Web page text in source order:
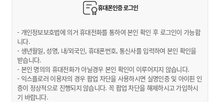
휴대폰인증로그인
- 개인정보보호법에 의거 휴대전화를 통하여 본인 확인 후 로그인이 가능합
니다.
- 생년월일, 성명, 내/외국인, 휴대폰번호, 통신사를 입력하여 본인 확인을
받습니다.
- 본인 명의의 휴대전화가 아닐경우 본인 확인이 이루어지지 않습니다.
- 익스플로러 이용자의 경우 팝업 차단을 사용하시면 실명인증 및 아이핀 인
증이 정상적으로 진행되지 않습니다. 꼭 팝업 차단을 해제하시고 가입하시
기 바랍니다.